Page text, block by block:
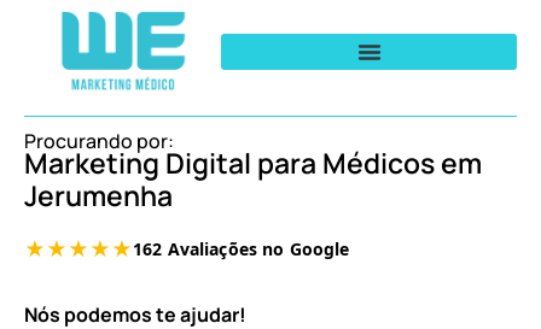
Procurando por:
Marketing Digital para Médicos em
Jerumenha
Nós podemos te ajudar!